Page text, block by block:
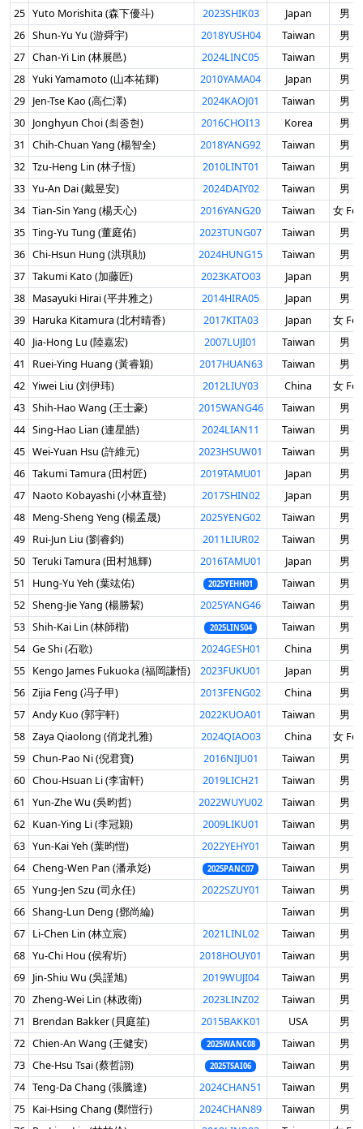
25 Yuto Morishita (森下優斗) 2023SHIK03 Japan
男
26 Shun-Yu Yu (游舜宇) 2018YUSH04 Taiwan
男
27 Chan-Yi Lin (林展邑) 2024LINC05 Taiwan
男
28 Yuki Yamamoto (山本祐輝) 2010YAMA04 Japan
男
29 Jen-Tse Kao (高仁澤) 2024KAOJ01 Taiwan
男
30 Jonghyun Choi (최종현) 2016CHOI13 Korea
男
31
Chih-Chuan Yang (楊智全) 2018YANG92 Taiwan
男
32 Tzu-Heng Lin (林子恆) 2010LINT01 Taiwan
男
33 Yu-An Dai (戴昱安) 2024DAIY02 Taiwan
男
34 Tian-Sin Yang (楊天心) 2016YANG20 Taiwan
女
35 Ting-Yu Tung (董庭佑) 2023TUNG07 Taiwan
男
36 Chi-Hsun Hung (洪琪勛) 2024HUNG15 Taiwan
男
37 Takumi Kato (加藤匠) 2023KATO03 Japan
男
38 Masayuki Hirai (平井雅之) 2014HIRA05 Japan
男
39 Haruka Kitamura (北村晴香) 2017KITA03 Japan
女
40 Jia-Hong Lu (陸嘉宏) 2007LUJI01 Taiwan
男
41
Ruei-Ying Huang (黃睿穎) 2017HUAN63 Taiwan
男
42 Yiwei Liu (刘伊玮) 2012LIUY03 China
女
43 Shih-Hao Wang (王士豪) 2015WANG46 Taiwan
男
44 Sing-Hao Lian (連星皓) 2024LIAN11 Taiwan
男
45 Wei-Yuan Hsu (許維元) 2023HSUW01 Taiwan
男
46 Takumi Tamura (田村匠) 2019TAMU01 Japan
男
47 Naoto Kobayashi (小林直登) 2017SHIN02 Japan
男
48 Meng-Sheng Yeng (楊孟晟) 2025YENG02 Taiwan
男
49 Rui-Jun Liu (劉睿鈞) 2011LIUR02 Taiwan
男
50 Teruki Tamura (田村旭輝) 2016TAMU01 Japan
男
51
Hung-Yu Yeh (葉竑佑) 2025YEHH01 Taiwan
男
52 Sheng-Jie Yang (楊勝絜) 2025YANG46 Taiwan
男
53 Shih-Kai Lin (林師楷) 2025LINS04 Taiwan
男
54 Ge Shi (石歌) 2024GESH01 China
男
55 Kengo James Fukuoka (福岡謙悟) 2023FUKU01 Japan
男
56 Zijia Feng (冯子甲) 2013FENG02 China
男
57 Andy Kuo (郭宇軒) 2022KUOA01 Taiwan
男
58 Zaya Qiaolong (俏龙扎雅) 2024QIAO03 China
女
59 Chun-Pao Ni (倪君寶) 2016NIJU01 Taiwan
男
60 Chou-Hsuan Li (李宙軒) 2019LICH21 Taiwan
男
61
Yun-Zhe Wu (吳昀哲) 2022WUYU02 Taiwan
男
62 Kuan-Ying Li (李冠穎) 2009LIKU01 Taiwan
男
63 Yun-Kai Yeh (葉昀愷) 2022YEHY01 Taiwan
男
64 Cheng-Wen Pan (潘承彣) 2025PANC07 Taiwan
男
65 Yung-Jen Szu (司永任) 2022SZUY01 Taiwan
男
66 Shang-Lun Deng (鄧尚綸) Taiwan
男
67 Li-Chen Lin (林立宸) 2021LINL02 Taiwan
男
68 Yu-Chi Hou (侯宥圻) 2018HOUY01 Taiwan
男
69 Jin-Shiu Wu (吳謹旭) 2019WUJI04 Taiwan
男
70 Zheng-Wei Lin (林政衛) 2023LINZ02 Taiwan
男
71
Brendan Bakker (貝庭笙) 2015BAKK01 USA
男
72 Chien-An Wang (王健安) 2025WANC08 Taiwan
男
73 Che-Hsu Tsai (蔡哲詡) 2025TSAI06 Taiwan
男
74 Teng-Da Chang (張騰達) 2024CHAN51 Taiwan
男
75 Kai-Hsing Chang (鄭愷行) 2024CHAN89 Taiwan
男